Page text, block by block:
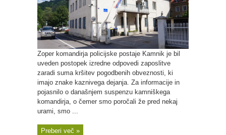
Zoper komandirja policijske postaje Kamnik je bil
uveden postopek izredne odpovedi zaposlitve
zaradi suma kršitev pogodbenih obveznosti, ki
imajo znake kaznivega dejanja. Za informacije in
pojasnilo o današnjem suspenzu kamniškega
komandirja, o čemer smo poročali že pred nekaj
urami, smo ...
Preberi več »